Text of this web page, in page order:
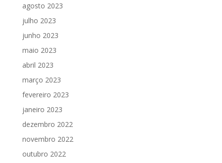
agosto 2023
julho 2023
junho 2023
maio 2023
abril 2023
março 2023
fevereiro 2023
janeiro 2023
dezembro 2022
novembro 2022
outubro 2022